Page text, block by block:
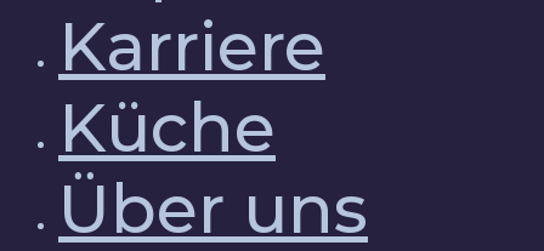
Karriere
Küche
Über uns